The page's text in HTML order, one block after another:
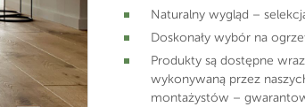
Naturalny wygląd –
Doskonały wybór na
Produkty są dostępne
wykonywaną przez
montażystów –